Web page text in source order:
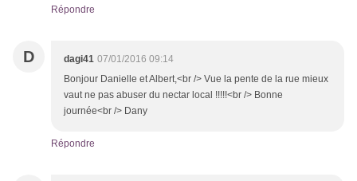
Répondre
D dagi41 07/01/2016 09:14
Bonjour Danielle et Albert,<br /> Vue la pente de la rue mieux
vaut ne pas abuser du nectar local !!!!!<br /> Bonne
journée<br /> Dany
Répondre